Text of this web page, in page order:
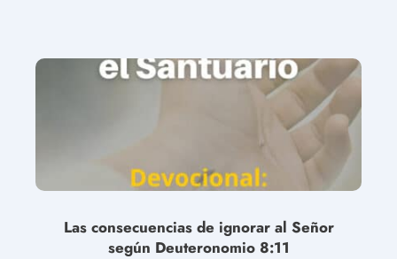
Las consecuencias de ignorar al Señor
según Deuteronomio 8:11